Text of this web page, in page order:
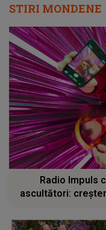
STIRI MONDENE
Radio Impuls
ascultători: